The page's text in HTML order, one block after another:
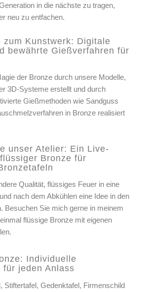
in die nächste zu tragen,
neu zu entfachen.
zum Kunstwerk: Digitale
bewährte Gießverfahren für
der Bronze durch unsere Modelle,
3D-Systeme erstellt und durch
Gießmethoden wie Sandguss
in Bronze realisiert
unser Atelier: Ein Live-
Bronze für
Qualität, flüssiges Feuer in eine
nach dem Abkühlen eine Idee in den
Besuchen Sie mich gerne in meinem
flüssige Bronze mit eigenen
Individuelle
für jeden Anlass
Stiftertafel, Gedenktafel, Firmenschild